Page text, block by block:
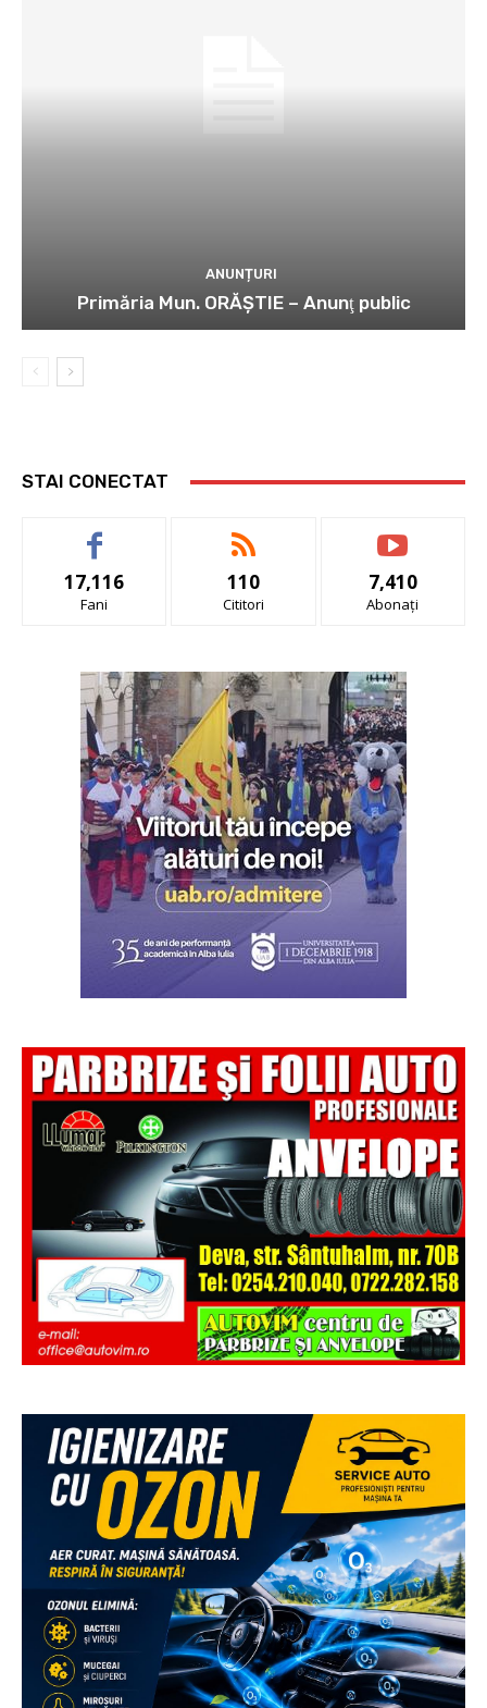
ANUNȚURI
Primăria Mun. ORĂȘTIE – Anunţ public
STAI CONECTAT
17,116
Fani
110
Cititori
7,410
Abonați